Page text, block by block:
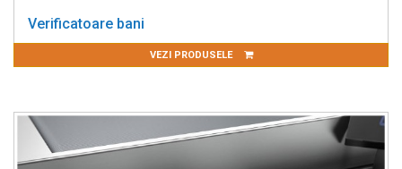
Verificatoare bani
VEZI PRODUSELE